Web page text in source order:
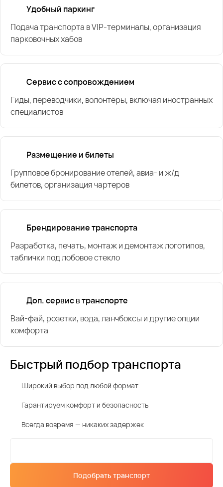
Удобный паркинг
Подача транспорта в VIP-терминалы, организация
парковочных хабов
Сервис с сопровождением
Гиды, переводчики, волонтёры, включая иностранных
специалистов
Размещение и билеты
Групповое бронирование отелей, авиа- и ж/д
билетов, организация чартеров
Брендирование транспорта
Разработка, печать, монтаж и демонтаж логотипов,
таблички под лобовое стекло
Доп. сервис в транспорте
Вай-фай, розетки, вода, ланчбоксы и другие опции
комфорта
Быстрый подбор транспорта
Широкий выбор под любой формат
Гарантируем комфорт и безопасность
Всегда вовремя — никаких задержек
Подобрать транспорт